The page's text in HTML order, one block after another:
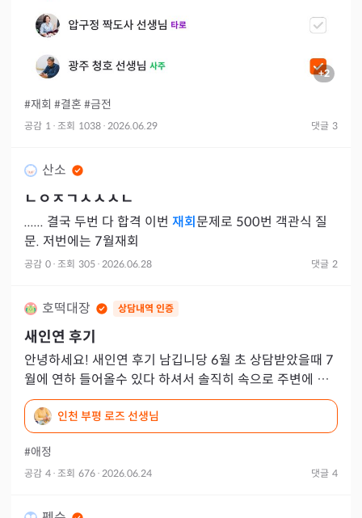
+2
#재회 #결혼 #금전
공감 1 · 조회 1038 · 2026.06.29 댓글 3
산소
ㄴㅇㅈㄱㅅㅅㅅㄴ
...... 결국 두번 다 합격 이번 재회문제로 500번 객관식 질
문. 저번에는 7월재회
공감 0 · 조회 305 · 2026.06.28 댓글 2
호떡대장 상담내역 인증
새인연 후기
안녕하세요! 새인연 후기 남깁니당 6월 초 상담받았을때 7
월에 연하 들어올수 있다 하셔서 솔직히 속으로 주변에 연
하 전혀 없는데 라고 생각했는데... 어제 우연히 만나게 된
연하가인천 부평 로즈 선생님
#애정
공감 4 · 조회 676 · 2026.06.24 댓글 4